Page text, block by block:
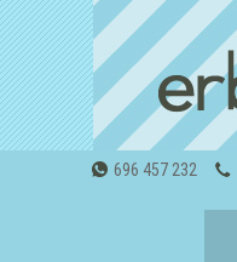
696 457 232